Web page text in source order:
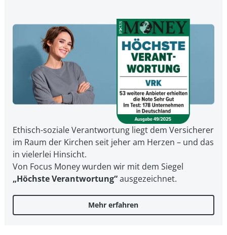
Ethisch-soziale Verantwortung liegt dem Versicherer
im Raum der Kirchen seit jeher am Herzen – und das
in vielerlei Hinsicht.
Von Focus Money wurden wir mit dem Siegel
„Höchste Verantwortung“ausgezeichnet.
Mehr erfahren